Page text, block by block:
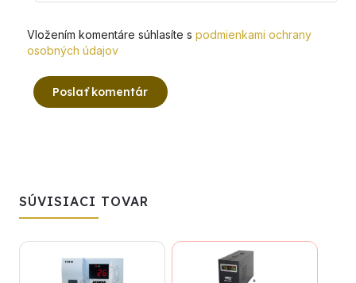
Vložením komentáre súhlasíte s podmienkami ochrany
osobných údajov
Poslať komentár
SÚVISIACI TOVAR